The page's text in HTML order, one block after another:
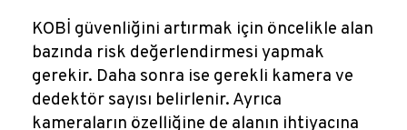
KOBİ güvenliğini artırmak için öncelikle alan
bazında risk değerlendirmesi yapmak
gerekir. Daha sonra ise gerekli kamera ve
dedektör sayısı belirlenir. Ayrıca
kameraların özelliğine de alanın ihtiyacına